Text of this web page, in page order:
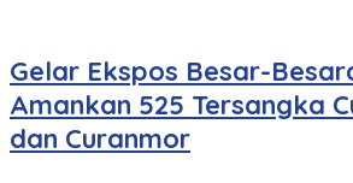
Gelar Ekspos Besar-
Amankan 525 Tersangka
dan Curanmor